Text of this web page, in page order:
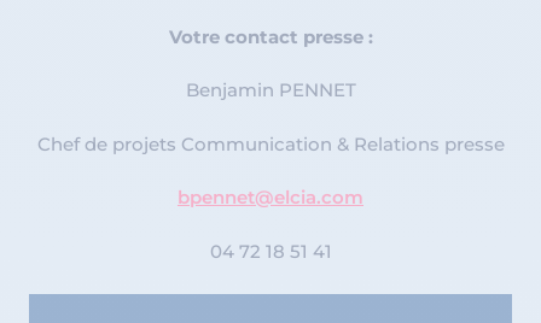
Votre contact presse :
Benjamin PENNET
Chef de projets Communication & Relations presse
bpennet@elcia.com
04 72 18 51 41